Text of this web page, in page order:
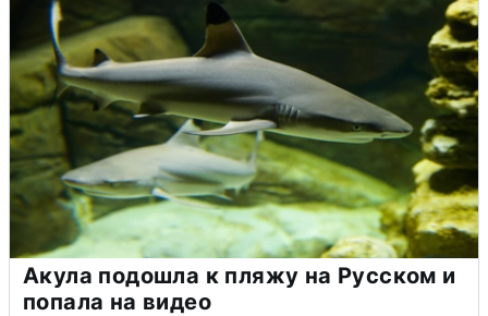
Акула подошла к пляжу на Русском и
попала на видео